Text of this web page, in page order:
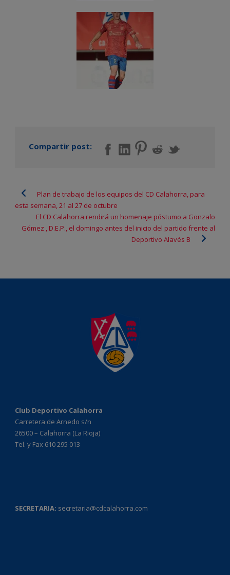
Compartir post:
Plan de trabajo de los equipos del CD Calahorra, para
esta semana, 21 al 27 de octubre
El CD Calahorra rendirá un homenaje póstumo a Gonzalo
Gómez , D.E.P., el domingo antes del inicio del partido frente al
Deportivo Alavés B
Club Deportivo Calahorra
Carretera de Arnedo s/n
26500 – Calahorra (La Rioja)
Tel. y Fax 610 295 013
SECRETARIA: secretaria@cdcalahorra.com